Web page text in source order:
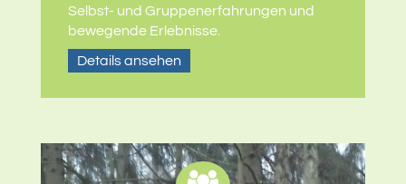
Selbst- und Gruppenerfahrungen und
bewegende Erlebnisse.
Details ansehen